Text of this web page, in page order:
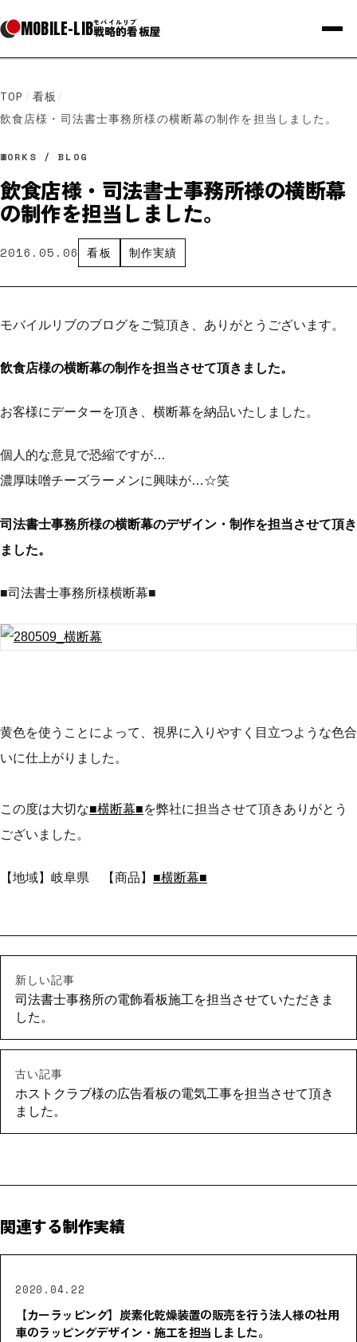
MOBILE-LIBモバイルリブ
戦略的看板屋
TOP / 看板 /
飲食店様・司法書士事務所様の横断幕の制作を担当しました。
WORKS / BLOG
飲食店様・司法書士事務所様の横断幕
の制作を担当しました。
2016.05.06 看板 制作実績
モバイルリブのブログをご覧頂き、ありがとうございます。
飲食店様の横断幕の制作を担当させて頂きました。
お客様にデーターを頂き、横断幕を納品いたしました。
個人的な意見で恐縮ですが…
濃厚味噌チーズラーメンに興味が…☆笑
司法書士事務所様の横断幕のデザイン・制作を担当させて頂き
ました。
■司法書士事務所様横断幕■
黄色を使うことによって、視界に入りやすく目立つような色合
いに仕上がりました。
この度は大切な■横断幕■を弊社に担当させて頂きありがとう
ございました。
【地域】岐阜県 【商品】 ■横断幕■
新しい記事
司法書士事務所の電飾看板施工を担当させていただきま
した。
古い記事
ホストクラブ様の広告看板の電気工事を担当させて頂き
ました。
関連する制作実績
2020.04.22
【カーラッピング】炭素化乾燥装置の販売を行う法人様の社用
車のラッピングデザイン・施工を担当しました。